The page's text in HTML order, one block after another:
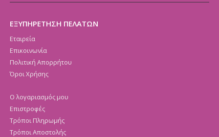
ΕΞΥΠΗΡΕΤΗΣΗ ΠΕΛΑΤΩΝ
Εταιρεία
Επικοινωνία
Πολιτική Απορρήτου
Όροι Χρήσης
Ο λογαριασμός μου
Επιστροφές
Τρόποι Πληρωμής
Τρόποι Αποστολής